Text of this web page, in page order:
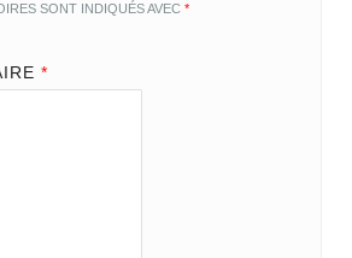
SONT INDIQUÉS AVEC*
*